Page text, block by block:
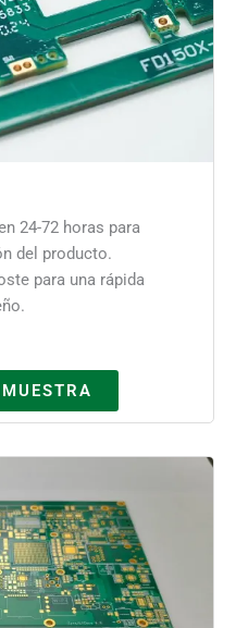
24-72 horas para
del producto.
para una rápida